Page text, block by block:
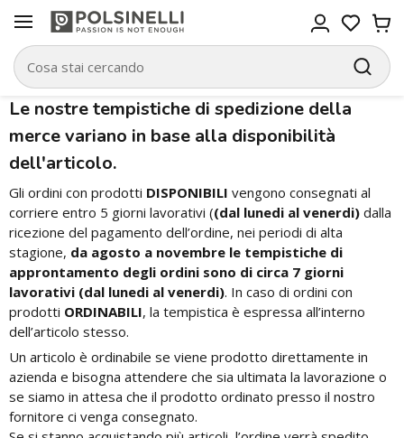
Le nostre tempistiche di spedizione della
merce variano in base alla disponibilità
dell'articolo.
Gli ordini con prodotti DISPONIBILI vengono consegnati al
corriere entro 5 giorni lavorativi ((dal lunedi al venerdi) dalla
ricezione del pagamento dell’ordine, nei periodi di alta
stagione, da agosto a novembre le tempistiche di
approntamento degli ordini sono di circa 7 giorni
lavorativi (dal lunedi al venerdi). In caso di ordini con
prodotti ORDINABILI, la tempistica è espressa all’interno
dell’articolo stesso.
Un articolo è ordinabile se viene prodotto direttamente in
azienda e bisogna attendere che sia ultimata la lavorazione o
se siamo in attesa che il prodotto ordinato presso il nostro
fornitore ci venga consegnato.